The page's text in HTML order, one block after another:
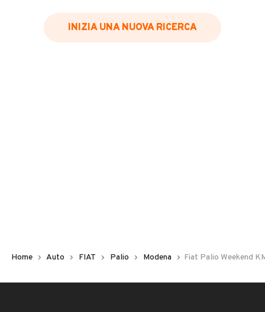
Inserisci il numero di targa per verificare la disponibilità
INIZIA UNA NUOVA RICERCA
Home Auto FIAT Palio Modena Fiat Palio Weekend